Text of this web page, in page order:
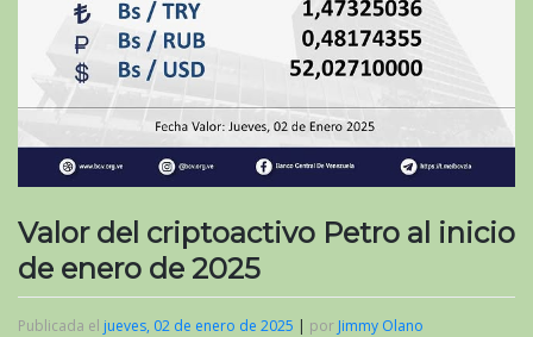
Valor del criptoactivo Petro al inicio
de enero de 2025
Publicada el jueves, 02 de enero de 2025 | por Jimmy Olano